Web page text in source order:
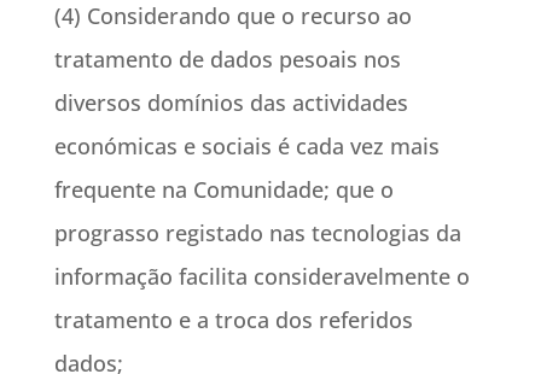
(4) Considerando que o recurso ao
tratamento de dados pesoais nos
diversos domínios das actividades
económicas e sociais é cada vez mais
frequente na Comunidade; que o
prograsso registado nas tecnologias da
informação facilita consideravelmente o
tratamento e a troca dos referidos
dados;